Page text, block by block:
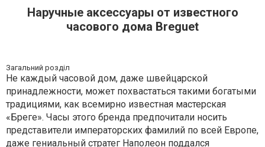
Наручные аксессуары от известного
часового дома Breguet
Загальний розділ
Не каждый часовой дом, даже швейцарской
принадлежности, может похвастаться такими богатыми
традициями, как всемирно известная мастерская
«Бреге». Часы этого бренда предпочитали носить
представители императорских фамилий по всей Европе,
даже гениальный стратег Наполеон поддался